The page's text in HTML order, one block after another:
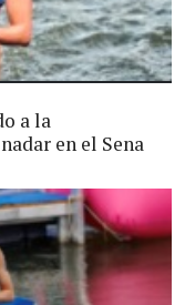
a la
en el Sena